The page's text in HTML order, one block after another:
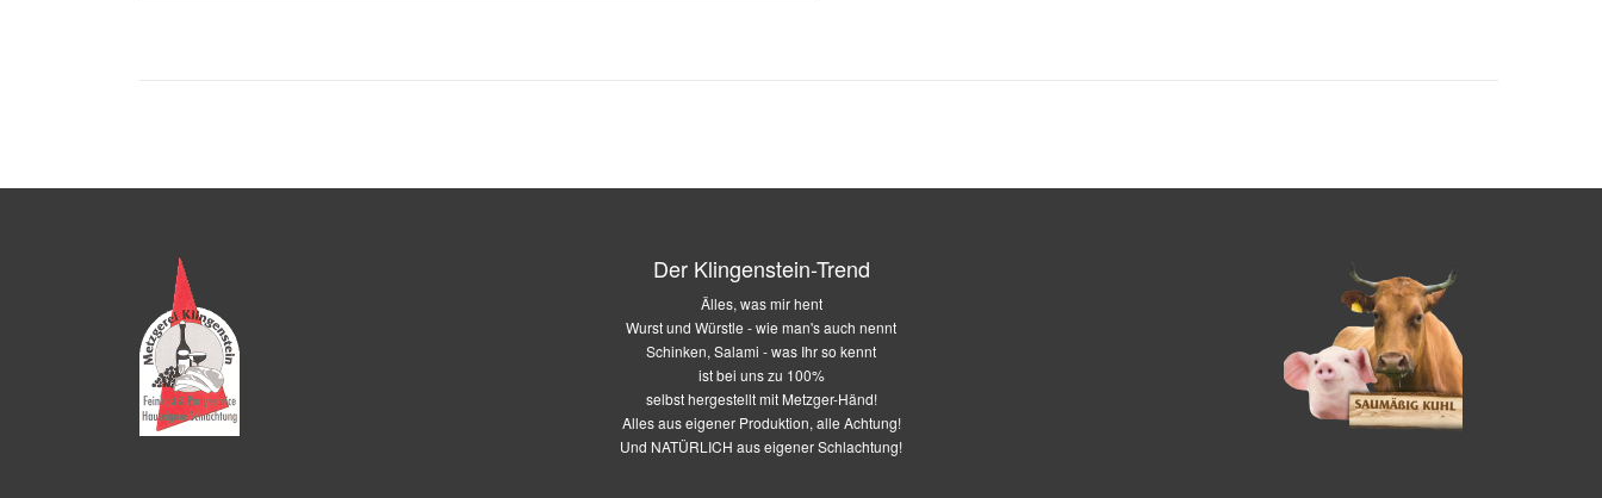
Der Klingenstein-Trend
Älles, was mir hent
Wurst und Würstle - wie man's auch nennt
Schinken, Salami - was Ihr so kennt
ist bei uns zu 100%
selbst hergestellt mit Metzger-Händ!
Alles aus eigener Produktion, alle Achtung!
Und NATÜRLICH aus eigener Schlachtung!